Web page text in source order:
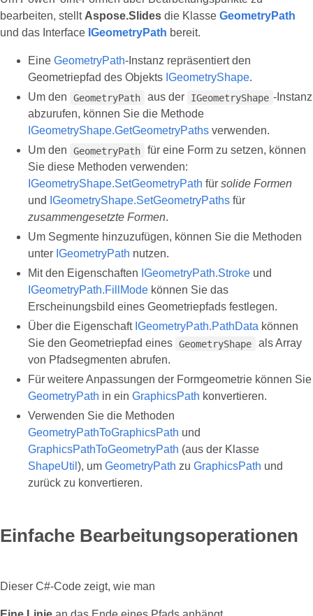
bearbeiten, stellt Aspose.Slides die Klasse GeometryPath
und das Interface IGeometryPath bereit.
Eine GeometryPath-Instanz repräsentiert den
Geometriepfad des Objekts IGeometryShape.
Um den
GeometryPath aus der IGeometryShape ‑Instanz
abzurufen, können Sie die Methode
IGeometryShape.GetGeometryPaths verwenden.
Um den
GeometryPath
für eine Form zu setzen, können
Sie diese Methoden verwenden:
IGeometryShape.SetGeometryPath für solide Formen
und IGeometryShape.SetGeometryPaths für
zusammengesetzte Formen.
Um Segmente hinzuzufügen, können Sie die Methoden
unter IGeometryPath nutzen.
Mit den Eigenschaften IGeometryPath.Stroke und
IGeometryPath.FillMode können Sie das
Erscheinungsbild eines Geometriepfads festlegen.
Über die Eigenschaft IGeometryPath.PathData können
Sie den Geometriepfad eines GeometryShape
als Array
von Pfadsegmenten abrufen.
Für weitere Anpassungen der Formgeometrie können Sie
GeometryPath in ein GraphicsPath konvertieren.
Verwenden Sie die Methoden
GeometryPathToGraphicsPath und
GraphicsPathToGeometryPath (aus der Klasse
ShapeUtil ), um GeometryPath zu GraphicsPath und
zurück zu konvertieren.
Einfache Bearbeitungsoperationen
Dieser C#‑Code zeigt, wie man